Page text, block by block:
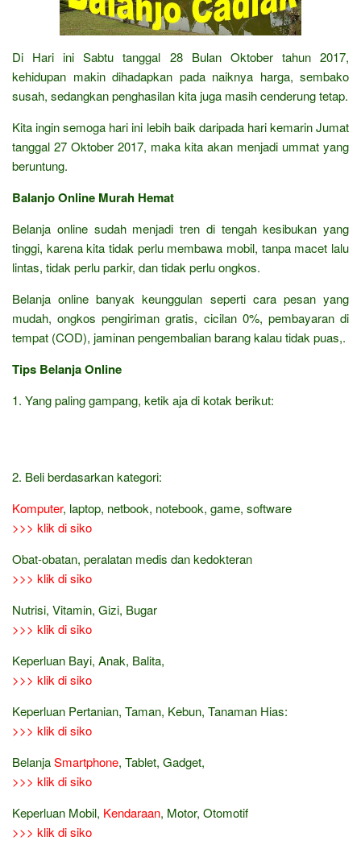
Di Hari ini Sabtu tanggal 28 Bulan Oktober tahun 2017,
kehidupan makin dihadapkan pada naiknya harga, sembako
susah, sedangkan penghasilan kita juga masih cenderung tetap.
Kita ingin semoga hari ini lebih baik daripada hari kemarin Jumat
tanggal 27 Oktober 2017, maka kita akan menjadi ummat yang
beruntung.
Balanjo Online Murah Hemat
Belanja online sudah menjadi tren di tengah kesibukan yang
tinggi, karena kita tidak perlu membawa mobil, tanpa macet lalu
lintas, tidak perlu parkir, dan tidak perlu ongkos.
Belanja online banyak keunggulan seperti cara pesan yang
mudah, ongkos pengiriman gratis, cicilan 0%, pembayaran di
tempat (COD), jaminan pengembalian barang kalau tidak puas,.
Tips Belanja Online
1. Yang paling gampang, ketik aja di kotak berikut:
2. Beli berdasarkan kategori:
Komputer, laptop, netbook, notebook, game, software
>>> klik di siko
Obat-obatan, peralatan medis dan kedokteran
>>> klik di siko
Nutrisi, Vitamin, Gizi, Bugar
>>> klik di siko
Keperluan Bayi, Anak, Balita,
>>> klik di siko
Keperluan Pertanian, Taman, Kebun, Tanaman Hias:
>>> klik di siko
BelanjaSmartphone, Tablet, Gadget,
>>> klik di siko
Keperluan Mobil, Kendaraan, Motor, Otomotif
>>> klik di siko